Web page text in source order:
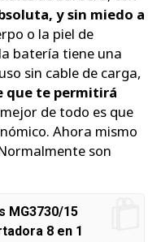
y sin miedo a
o la piel de
batería tiene una
sin cable de carga,
que te permitirá
de todo es que
Ahora mismo
son
MG3730/15
8 en 1